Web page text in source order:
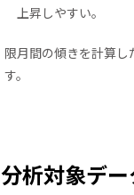
上昇しやすい。
限月間の傾きを計算
す。
分析対象デー